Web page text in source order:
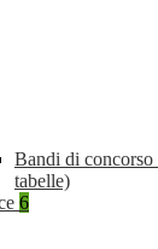
Bandi di
tabelle)
6